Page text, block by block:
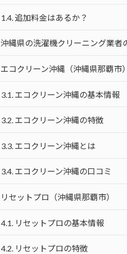
1.4.追加料金はあるか？
沖縄県の洗濯機クリーニング業者
エコクリーン沖縄（沖縄県那覇市）
3.1. エコクリーン沖縄の基本情報
3.2. エコクリーン沖縄の特徴
3.3. エコクリーン沖縄とは
3.4. エコクリーン沖縄の口コミ
リセットプロ（沖縄県那覇市）
4.1. リセットプロの基本情報
4.2. リセットプロの特徴